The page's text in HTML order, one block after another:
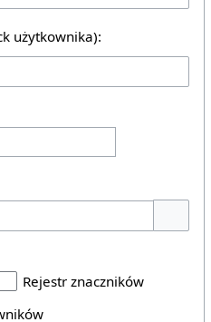
użytkownika):
Rejestr znaczników